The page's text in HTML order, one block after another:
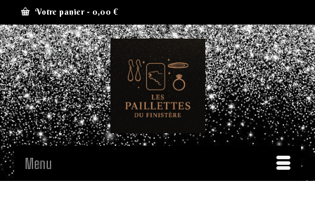
Votre panier - 0,00 €
Menu